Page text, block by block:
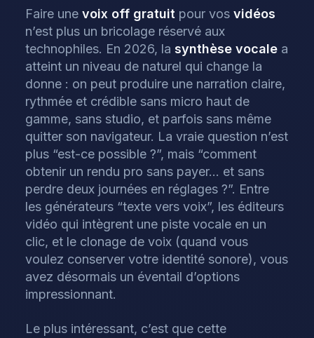
Faire unevoix off gratuit pour vosvidéos
n’est plus un bricolage réservé aux
technophiles. En 2026, lasynthèse vocale a
atteint un niveau de naturel qui change la
donne : on peut produire une narration claire,
rythmée et crédible sans micro haut de
gamme, sans studio, et parfois sans même
quitter son navigateur. La vraie question n’est
plus “est-ce possible ?”, mais “comment
obtenir un rendu pro sans payer… et sans
perdre deux journées en réglages ?”. Entre
les générateurs “texte vers voix”, les éditeurs
vidéo qui intègrent une piste vocale en un
clic, et le clonage de voix (quand vous
voulez conserver votre identité sonore), vous
avez désormais un éventail d’options
impressionnant.
Le plus intéressant, c’est que cette